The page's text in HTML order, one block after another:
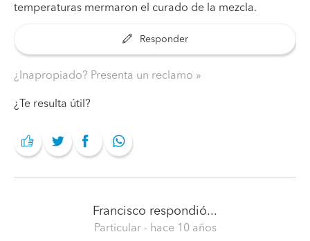
temperaturas mermaron el curado de la mezcla.
Responder
¿Inapropiado? Presenta un reclamo
¿Te resulta útil?
Francisco respondió...
Particular - hace 10 años